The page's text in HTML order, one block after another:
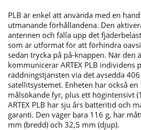
PLB är enkel att använda med en
utmanande förhållandena. Den
antennen och fälla upp det
som är utformat för att förhindra
sedan trycka på på-knappen. När den
kommunicerar ARTEX PLB individens
räddningstjänsten via det avsedda
satellitsystemet. Enheten har också
målsökande fyr, plus ett högintensivt
ARTEX PLB har sju års batteritid och
garanti. Den väger bara 116 g, har
mm (bredd) och 32,5 mm (djup).